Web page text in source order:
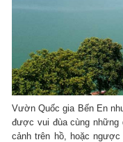
Vườn Quốc gia Bến En
được vui đùa cùng những
cảnh trên hồ, hoặc